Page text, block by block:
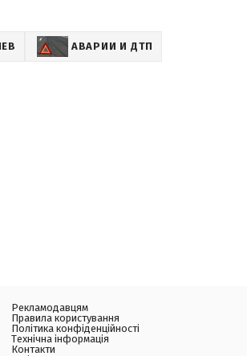
АВАРИИ И ДТП
Рекламодавцям
Правила користування
Політика конфіденційності
Технічна інформація
Контакти